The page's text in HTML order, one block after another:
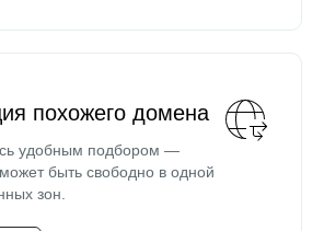
похожего домена
удобным подбором —
быть свободно в одной
зон.